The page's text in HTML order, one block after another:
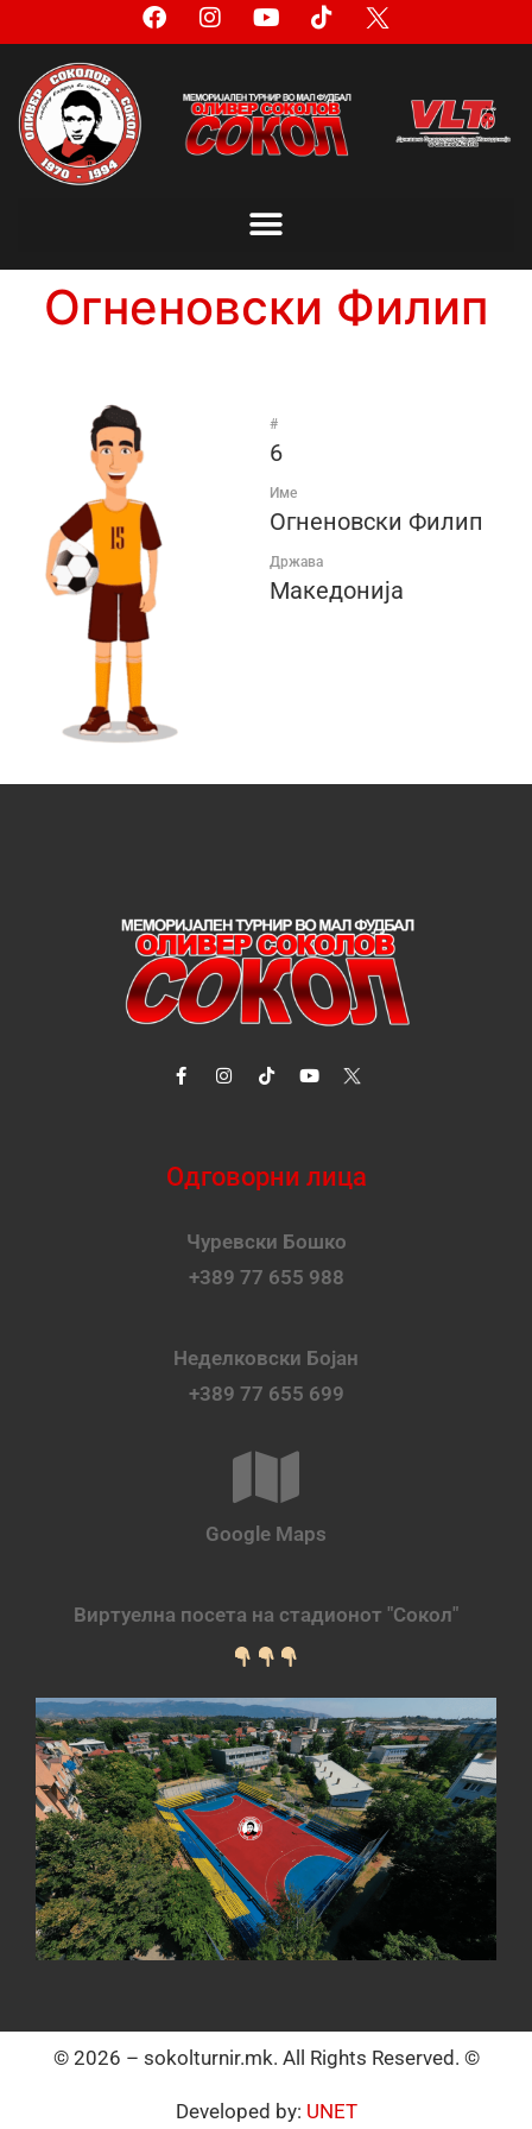
Огненовски Филип
#
6
Име
Огненовски Филип
Држава
Македонија
Одговорни лица
Чуревски Бошко
+389 77 655 988
Неделковски Бојан
+389 77 655 699
Google Maps
Виртуелна посета на стадионот "Сокол"
© 2026 – sokolturnir.mk. All Rights Reserved. ©
Developed by: UNET